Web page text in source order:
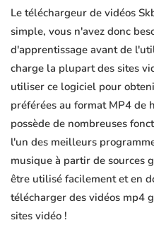
Le téléchargeur de vidéos
simple, vous n'avez donc
d'apprentissage avant de
charge la plupart des sites
utiliser ce logiciel pour
préférées au format MP4 de
possède de nombreuses
l'un des meilleurs
musique à partir de sources
être utilisé facilement et en
télécharger des vidéos mp4
sites vidéo !